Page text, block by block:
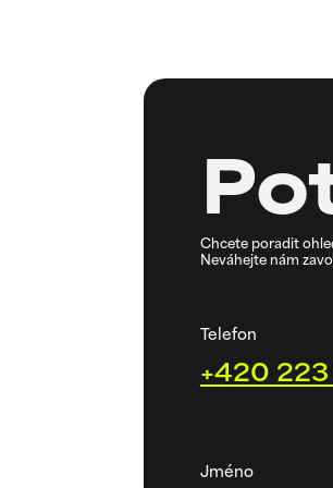
Chcete poradit
Neváhejte nám
Telefon
+420
Jméno